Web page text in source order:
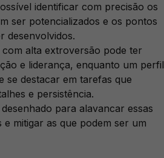
identificar com precisão os
ser potencializados e os pontos
desenvolvidos.
alta extroversão pode ter
e liderança, enquanto um perfil
se destacar em tarefas que
e persistência.
para alavancar essas
mitigar as que podem ser um